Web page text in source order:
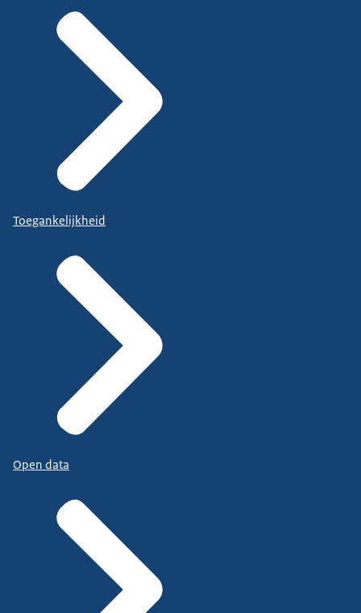
Toegankelijkheid
Open data